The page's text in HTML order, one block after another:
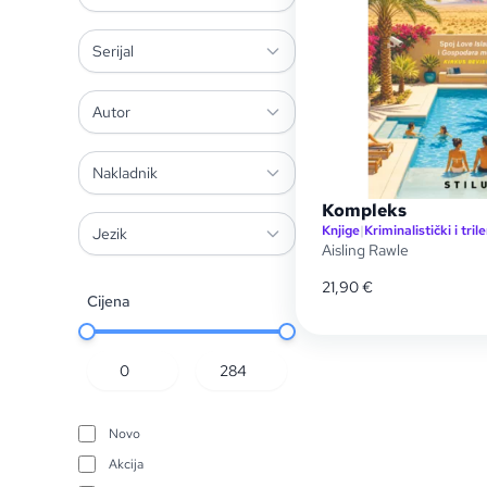
Serijal
Autor
Nakladnik
Jezik
Cijena
Novo
Akcija
Kompleks
Knjige|Kriminalistički i
Aisling Rawle
21,90€